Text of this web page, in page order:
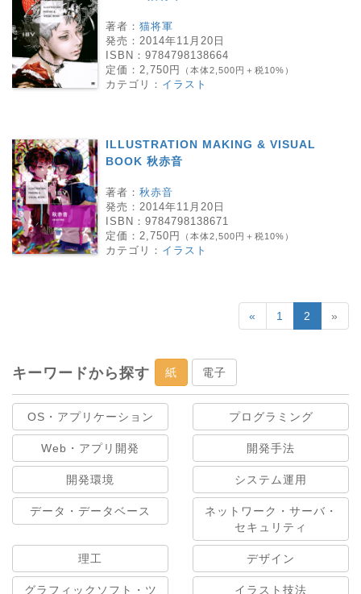
著者： 猫将軍
発売： 2014年11月20日
ISBN： 9784798138664
定価： 2,750円 （本体2,500円＋税10%）
カテゴリ： イラスト
ILLUSTRATION MAKING & VISUAL
BOOK 秋赤音
著者： 秋赤音
発売： 2014年11月20日
ISBN： 9784798138671
定価： 2,750円 （本体2,500円＋税10%）
カテゴリ： イラスト
« 1 2 »
キーワードから探す 紙 電子
OS・アプリケーション プログラミング
Web・アプリ開発 開発手法
開発環境 システム運用
データ・データベース
ネットワーク・サーバ・
セキュリティ
理工 デザイン
グラフィックソフト・ツ
イラスト技法